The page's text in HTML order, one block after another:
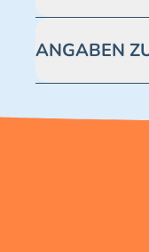
ANGABEN